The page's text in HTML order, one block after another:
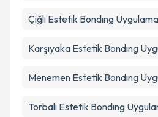
Çiğli Estetik Bondıng
Karşıyaka Estetik Bondıng
Menemen Estetik Bondıng
Torbalı Estetik Bondıng